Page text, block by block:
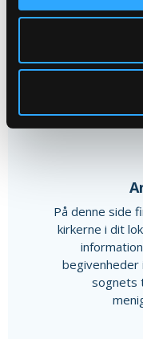
På denne side
kirkerne i dit
begivenheder
sognets